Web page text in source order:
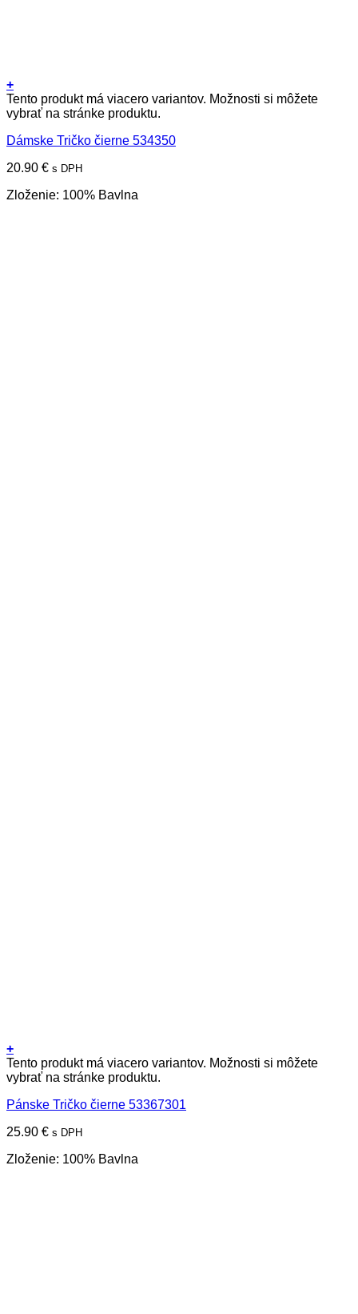
+
Tento produkt má viacero variantov. Možnosti si môžete
vybrať na stránke produktu.
Dámske Tričko čierne 534350
20.90 € s DPH
Zloženie: 100% Bavlna
+
Tento produkt má viacero variantov. Možnosti si môžete
vybrať na stránke produktu.
Pánske Tričko čierne 53367301
25.90 € s DPH
Zloženie: 100% Bavlna